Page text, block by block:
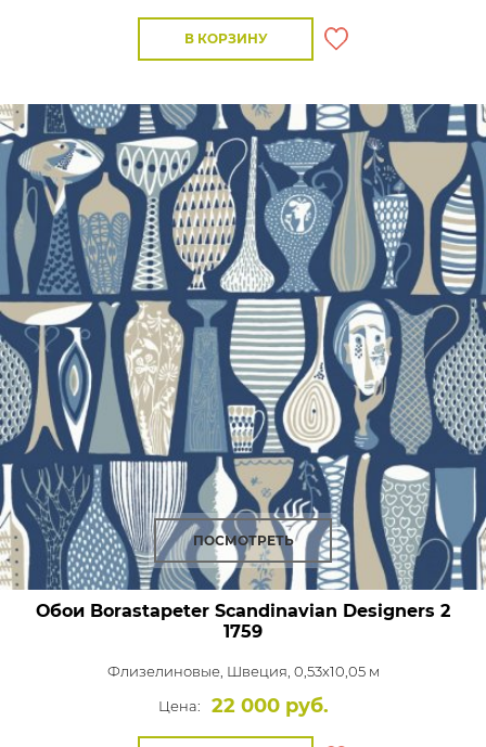
В КОРЗИНУ
ПОСМОТРЕТЬ
Обои Borastapeter Scandinavian Designers 2
1759
Флизелиновые, Швеция, 0,53x10,05 м
Цена:
22 000 руб.